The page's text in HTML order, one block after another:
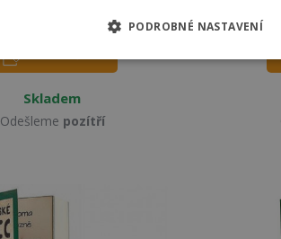
Skladem
Odešleme pozítří
PODROBNÉ NASTAVENÍ